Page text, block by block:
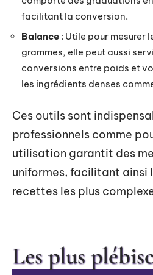
facilitant la conversion.
Balance : Utile pour mesurer
grammes, elle peut aussi
conversions entre poids et
les ingrédients denses
Ces outils sont
professionnels comme
utilisation garantit des
uniformes, facilitant ainsi
recettes les plus
Les plus